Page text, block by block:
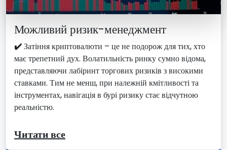
Можливий ризик-менеджмент
✔️Затіння криптовалюти – це не подорож для тих, хто
має трепетний дух. Волатильність ринку сумно відома,
представляючи лабіринт торгових ризиків з високими
ставками. Тим не менш, при належній кмітливості та
інструментах, навігація в бурі ризику стає відчутною
реальністю.
Читати все